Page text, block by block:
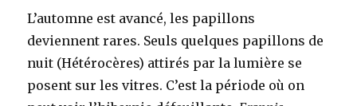
L’automne est avancé, les papillons
deviennent rares. Seuls quelques papillons de
nuit (Hétérocères) attirés par la lumière se
posent sur les vitres. C’est la période où on